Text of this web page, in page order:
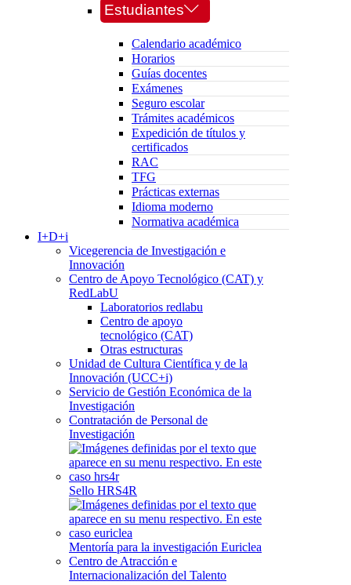
Estudiantes
Calendario académico
Horarios
Guías docentes
Exámenes
Seguro escolar
Trámites académicos
Expedición de títulos y
certificados
RAC
TFG
Prácticas externas
Idioma moderno
Normativa académica
I+D+i
Vicegerencia de Investigación e
Innovación
Centro de Apoyo Tecnológico (CAT) y
RedLabU
Laboratorios redlabu
Centro de apoyo
tecnológico (CAT)
Otras estructuras
Unidad de Cultura Científica y de la
Innovación (UCC+i)
Servicio de Gestión Económica de la
Investigación
Contratación de Personal de
Investigación
Sello HRS4R
Mentoría para la investigación Euriclea
Centro de Atracción e
Internacionalización del Talento